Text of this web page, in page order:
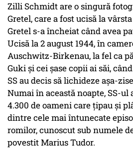
Zilli Schmidt are o singură
Gretel, care a fost ucisă la
Gretel s-a încheiat când avea
Ucisă la 2 august 1944, în
Auschwitz-Birkenau, la fel ca
Guki și cei șase copii ai săi,
SS au decis să lichideze așa-
Numai în această noapte, SS-
4.300 de oameni care țipau și
dintre cele mai întunecate
romilor, cunoscut sub numele
povestit Marius Tudor.